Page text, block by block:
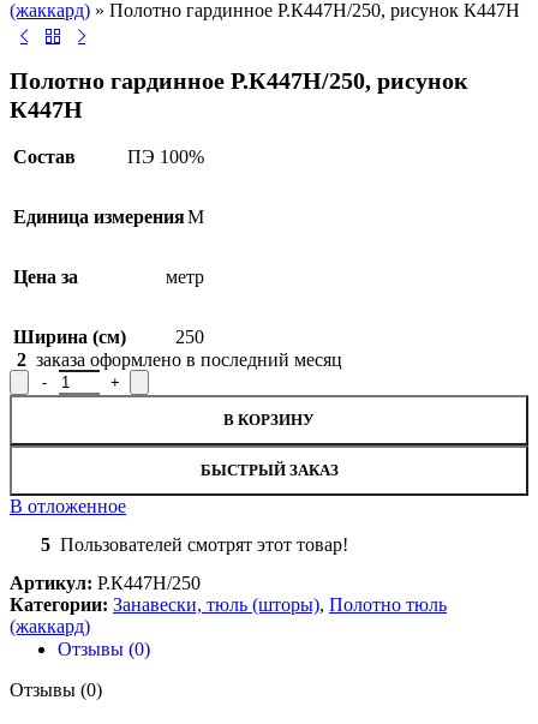
(жаккард) » Полотно гардинное Р.К447Н/250, рисунок К447Н
Полотно гардинное Р.К447Н/250, рисунок
К447Н
Состав ПЭ 100%
Единица измеренияМ
Цена за метр
Ширина (см)
250
2 заказа оформлено в последний месяц
Количество товара Полотно гардинное Р.К447Н/250, рисунок
В КОРЗИНУ
БЫСТРЫЙ ЗАКАЗ
В отложенное
5 Пользователей смотрят этот товар!
Артикул: Р.К447Н/250
Категории: Занавески, тюль (шторы), Полотно тюль
(жаккард)
Отзывы (0)
Отзывы (0)